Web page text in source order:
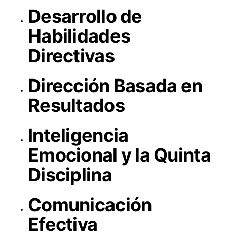
Desarrollo de
Habilidades
Directivas
Dirección Basada en
Resultados
Inteligencia
Emocional y la Quinta
Disciplina
Comunicación
Efectiva